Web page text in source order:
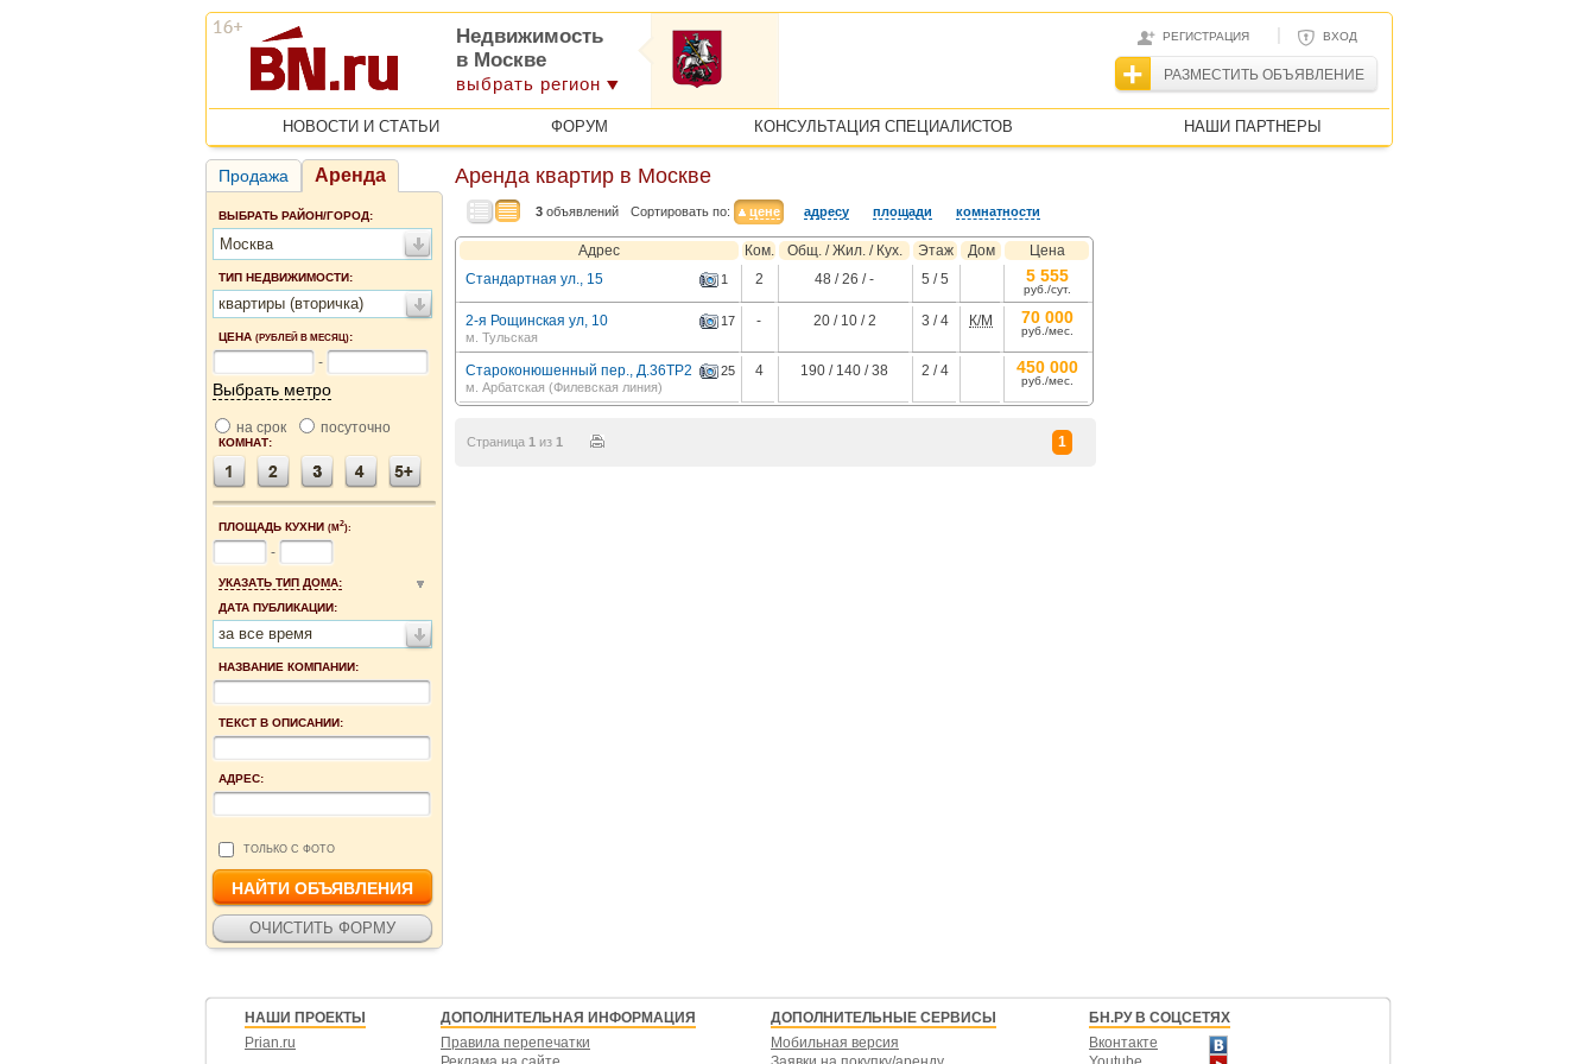
РЕГИСТРАЦИЯ | ВХОД
РАЗМЕСТИТЬ ОБЪЯВЛЕНИЕ
Недвижимость
в Москве
выбрать регион
НОВОСТИ И СТАТЬИ ФОРУМ КОНСУЛЬТАЦИЯ СПЕЦИАЛИСТОВ НАШИ ПАРТНЕРЫ
Продажа Аренда
ВЫБРАТЬ РАЙОН/ГОРОД:
Москва
ТИП НЕДВИЖИМОСТИ:
квартиры (вторичка)
ЦЕНА (РУБЛЕЙ В МЕСЯЦ):
-
Выбрать метро
на срок посуточно
КОМНАТ:
ПЛОЩАДЬ КУХНИ (М2):
-
УКАЗАТЬ ТИП ДОМА:
ДАТА ПУБЛИКАЦИИ:
за все время
НАЗВАНИЕ КОМПАНИИ:
ТЕКСТ В ОПИСАНИИ:
АДРЕС:
ТОЛЬКО С ФОТО
Аренда квартир в Москве
3 объявлений Сортировать по: цене адресу площади комнатности
Адрес Ком. Общ. / Жил. / Кух. Этаж Дом
Цена
Стандартная ул., 15
1 2 48 / 26 / - 5 / 5 5 555
руб./сут.
2-я Рощинская ул, 10
17
м. Тульская
- 20 / 10 / 2 3 / 4 К/М 70 000
руб./мес.
Староконюшенный пер., Д.36ТР2
25
м. Арбатская (Филевская линия)
4 190 / 140 / 38 2 / 4 450 000
руб./мес.
Страница 1 из 1 1
НАШИ ПРОЕКТЫ
Prian.ru
ДОПОЛНИТЕЛЬНАЯ ИНФОРМАЦИЯ
Правила перепечатки
ДОПОЛНИТЕЛЬНЫЕ СЕРВИСЫ
Мобильная версия
БН.РУ В СОЦСЕТЯХ
Вконтакте